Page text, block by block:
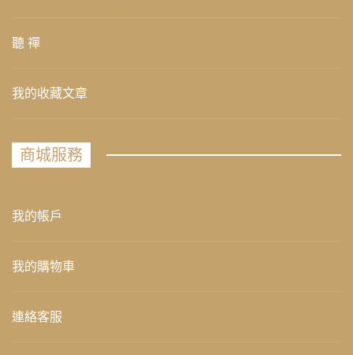
聽 禪
我的收藏文章
商城服務
我的帳戶
我的購物車
連絡客服